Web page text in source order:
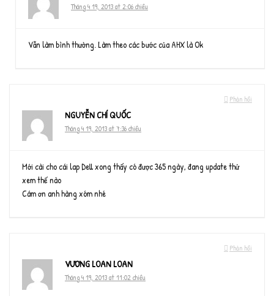
Tháng 4 19, 2013 at 2:06 chiều
Vẫn làm bình thường. Làm theo các bước của AHX là Ok
Phản hồi
NGUYỄN CHÍ QUỐC
Tháng 4 19, 2013 at 7:36 chiều
Mới cài cho cái lap Dell xong thấy có được 365 ngày, đang update thử
xem thế nào
Cám ơn anh hàng xóm nhé
Phản hồi
VƯƠNG LOAN LOAN
Tháng 4 19, 2013 at 11:02 chiều